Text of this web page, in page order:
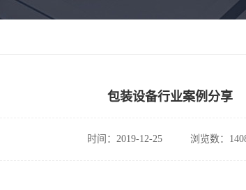
包装设备行业案例分享
时间：2019-12-25 浏览数：